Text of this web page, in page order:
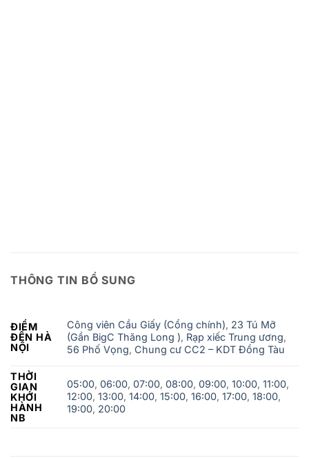
THÔNG TIN BỔ SUNG
ĐIỂM
ĐẾN HÀ
NỘI
Công viên Cầu Giấy (Cổng chính), 23 Tú Mỡ
(Gần BigC Thăng Long ), Rạp xiếc Trung ương,
56 Phố Vọng, Chung cư CC2 – KDT Đồng Tàu
THỜI
GIAN
KHỚI
HÀNH
NB
05:00,06:00,07:00,08:00,09:00,10:00,11:00,
12:00,13:00,14:00,15:00,16:00,17:00,18:00,
19:00, 20:00